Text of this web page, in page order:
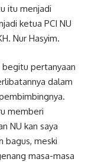
itu menjadi
ketua PCI NU
Nur Hasyim.
begitu pertanyaan
dalam
memberi
NU kan saya
bagus, meski
masa-masa